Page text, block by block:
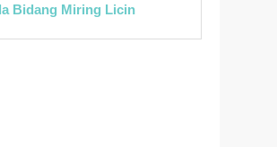
Bidang Miring Licin